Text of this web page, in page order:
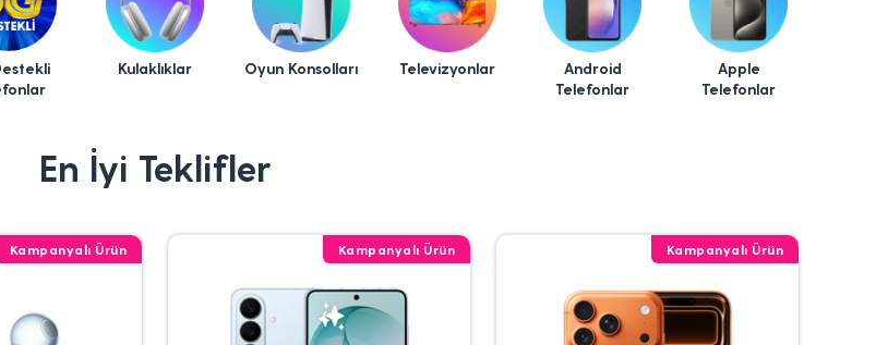
Kulaklıklar Oyun Konsolları Televizyonlar
Android
Telefonlar
Apple
Telefonlar
En İyi Teklifler
Kampanyalı Ürün Kampanyalı Ürün Kampanyalı Ürün